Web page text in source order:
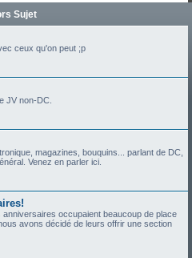
Sujet
ceux qu'on peut ;p
JV non-DC.
magazines, bouquins... parlant de DC,
Venez en parler ici.
occupaient beaucoup de place
avons décidé de leurs offrir une section